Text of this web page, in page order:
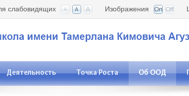
Изображения
слабовидящих
Деятельность Точка Роста Об ООД